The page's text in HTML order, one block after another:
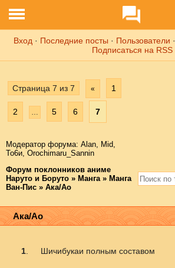
Вход · Последние посты · Пользователи ·
Подписаться на RSS
Страница 7 из 7 « 1
2 … 5 6 7
Модератор форума: Аlаn, Mid,
То6и, Orochimaru_Sannin
Форум поклонников аниме
Наруто и Боруто » Манга » Манга
Ван-Пис » Ака/Ао
Ака/Ао
1 Шичибукаи полным составом